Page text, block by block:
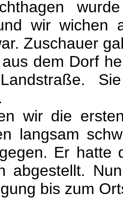
wir
Zuschauer
dem Dorf
wir die
langsam
Er hatte
abgestellt.
bis zum